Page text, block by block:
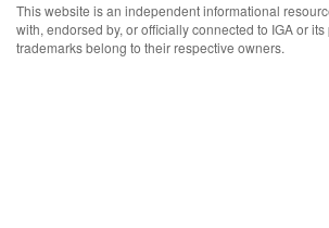
This website is an independent informational
with, endorsed by, or officially connected to IGA or
trademarks belong to their respective owners.